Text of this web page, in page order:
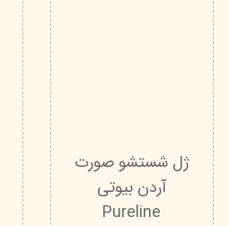
ژل شستشو صورت
آردن بیوتی
Pureline